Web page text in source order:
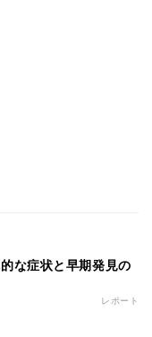
な症状と早期発見の
レポート